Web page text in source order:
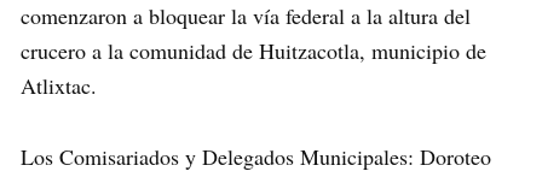
comenzaron a bloquear la vía federal a la altura del
crucero a la comunidad de Huitzacotla, municipio de
Atlixtac.
Los Comisariados y Delegados Municipales: Doroteo